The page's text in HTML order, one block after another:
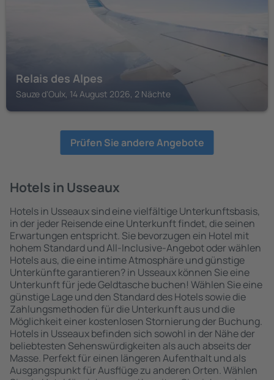
Relais des Alpes
Sauze d'Oulx, 14 August 2026, 2 Nächte
Prüfen Sie andere Angebote
Hotels in Usseaux
Hotels in Usseaux sind eine vielfältige Unterkunftsbasis,
in der jeder Reisende eine Unterkunft findet, die seinen
Erwartungen entspricht. Sie bevorzugen ein Hotel mit
hohem Standard und All-Inclusive-Angebot oder wählen
Hotels aus, die eine intime Atmosphäre und günstige
Unterkünfte garantieren? in Usseaux können Sie eine
Unterkunft für jede Geldtasche buchen! Wählen Sie eine
günstige Lage und den Standard des Hotels sowie die
Zahlungsmethoden für die Unterkunft aus und die
Möglichkeit einer kostenlosen Stornierung der Buchung.
Hotels in Usseaux befinden sich sowohl in der Nähe der
beliebtesten Sehenswürdigkeiten als auch abseits der
Masse. Perfekt für einen längeren Aufenthalt und als
Ausgangspunkt für Ausflüge zu anderen Orten. Wählen